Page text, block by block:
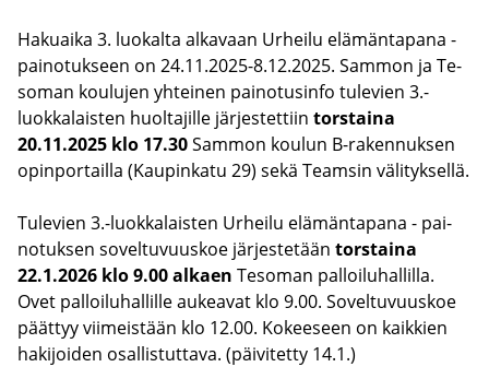
Ha­kuai­ka 3. luo­kal­ta al­ka­vaan Ur­hei­lu elä­män­ta­pa­na -​
painotukseen on 24.11.2025-8.12.2025. Sam­mon ja Te­
so­man kou­lu­jen yh­tei­nen pai­no­tusin­fo tu­le­vien 3.-​
luokkalaisten huol­ta­jil­le jär­jes­tet­tiin tors­tai­na
20.11.2025 klo 17.30Sam­mon kou­lun B-​rakennuksen
opin­por­tail­la (Kau­pin­ka­tu 29) sekä Team­sin vä­li­tyk­sel­lä.
Tu­le­vien 3.-​luokkalaisten Ur­hei­lu elä­män­ta­pa­na - pai­
no­tuk­sen so­vel­tu­vuus­koe jär­jes­te­tään tors­tai­na
22.1.2026 klo 9.00 al­kaen Te­so­man pal­loi­lu­hal­lil­la.
Ovet pal­loi­lu­hal­lil­le au­kea­vat klo 9.00. So­vel­tu­vuus­koe
päät­tyy vii­meis­tään klo 12.00. Ko­kee­seen on kaik­kien
ha­ki­joi­den osal­lis­tut­ta­va. (päi­vi­tet­ty 14.1.)